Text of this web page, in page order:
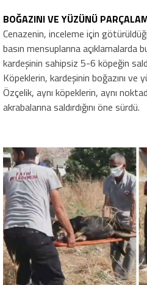
BOĞAZINI VE YÜZÜNÜ
Cenazenin, inceleme için
basın mensuplarına açıklamalarda
kardeşinin sahipsiz 5-6 köpeğin
Köpeklerin, kardeşinin boğazını ve
Özçelik, aynı köpeklerin, aynı
akrabalarına saldırdığını öne sürdü.